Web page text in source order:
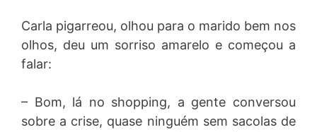
Carla pigarreou, olhou para o marido bem nos
olhos, deu um sorriso amarelo e começou a
falar:
– Bom, lá no shopping, a gente conversou
sobre a crise, quase ninguém sem sacolas de